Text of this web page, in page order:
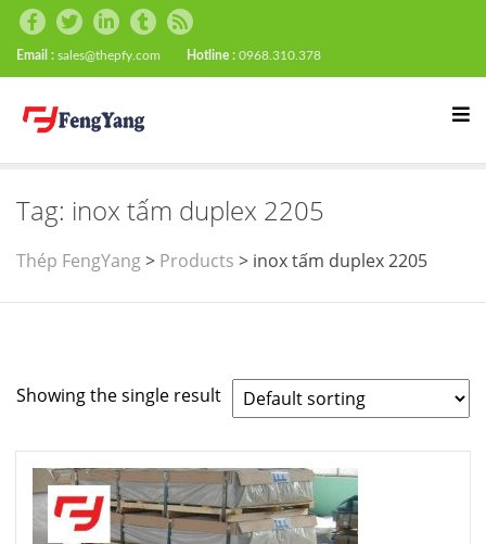
Email : sales@thepfy.com Hotline : 0968.310.378
Tag: inox tấm duplex 2205
Thép FengYang> Products > inox tấm duplex 2205
Showing the single result